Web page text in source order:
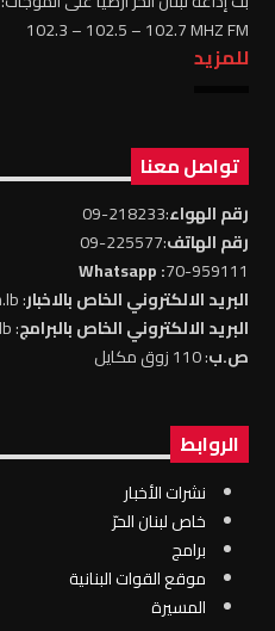
102.3 – 102.5 – 102.7 MHZ FM
للمزيد
تواصل معنا
رقم الهواء:218233-09
رقم الهاتف:225577-09
70-959111
: Whatsapp
البريد الالكتروني الخاص بالاخبار: news@rll.com.lb
البريد الالكتروني الخاص بالبرامج: info@rll.com.lb
ص.ب: 110 زوق مكايل
الروابط
نشرات الأخبار
خاص لبنان الحرّ
برامج
موقع القوات البنانية
المسيرة